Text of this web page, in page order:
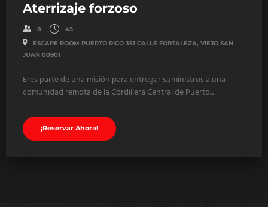
Aterrizaje forzoso
8 45
ESCAPE ROOM PUERTO RICO 351 CALLE FORTALEZA, VIEJO SAN
JUAN 00901
Eres parte de una misión para entregar suministros a una
comunidad remota de la Cordillera Central de Puerto...
¡Reservar Ahora!